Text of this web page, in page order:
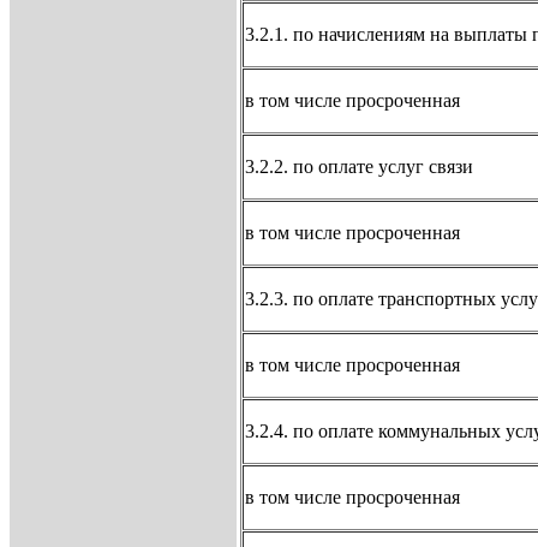
3.2.1. по начислениям на выплаты
в том числе просроченная
3.2.2. по оплате услуг связи
в том числе просроченная
3.2.3. по оплате транспортных
в том числе просроченная
3.2.4. по оплате коммунальных
в том числе просроченная